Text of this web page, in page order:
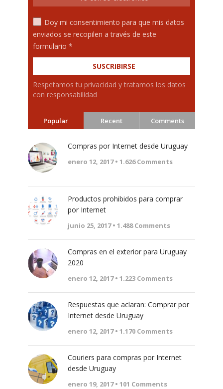
Doy mi consentimiento para que mis datos
enviados se recopilen a través de este
formulario *
Respetamos tu privacidad y tratamos los datos
con responsabilidad
Popular Recent Comments
Compras por Internet desde Uruguay
enero 12, 2017 • 1.626Comments
Productos prohibidos para comprar
por Internet
junio 25, 2017 • 1.488Comments
Compras en el exterior para Uruguay
2020
enero 12, 2017 • 1.223Comments
Respuestas que aclaran: Comprar por
Internet desde Uruguay
enero 12, 2017 • 1.170Comments
Couriers para compras por Internet
desde Uruguay
enero 19, 2017 • 101 Comments